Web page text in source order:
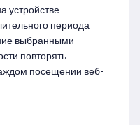
устройстве
периода
выбранными
повторять
посещении веб-